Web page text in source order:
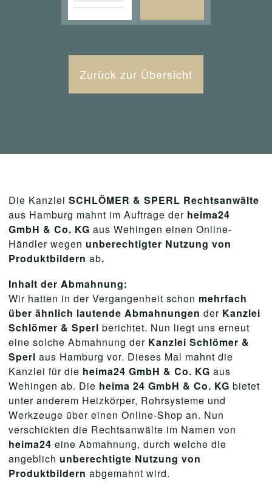
Zurück zur Übersicht
Die Kanzlei SCHLÖMER & SPERL Rechtsanwälte
aus Hamburg mahnt im Auftrage der heima24
GmbH & Co. KG aus Wehingen einen Online-
Händler wegen unberechtigter Nutzung von
Produktbildern ab.
Inhalt der Abmahnung:
Wir hatten in der Vergangenheit schon mehrfach
über ähnlich lautende Abmahnungen der Kanzlei
Schlömer & Sperl berichtet. Nun liegt uns erneut
eine solche Abmahnung der Kanzlei Schlömer &
Sperl aus Hamburg vor. Dieses Mal mahnt die
Kanzlei für die heima24 GmbH & Co. KG aus
Wehingen ab. Die heima 24 GmbH & Co. KG bietet
unter anderem Heizkörper, Rohrsysteme und
Werkzeuge über einen Online-Shop an. Nun
verschickten die Rechtsanwälte im Namen von
heima24 eine Abmahnung, durch welche die
angeblich unberechtigte Nutzung von
Produktbildern abgemahnt wird.